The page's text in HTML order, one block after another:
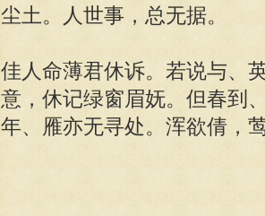
尘土。人世事，总无据。
佳人命薄君休诉。若说与、
意，休记绿窗眉妩。但春到
年、雁亦无寻处。浑欲倩，